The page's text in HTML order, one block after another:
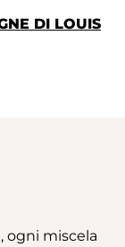
DI LOUIS
ogni miscela